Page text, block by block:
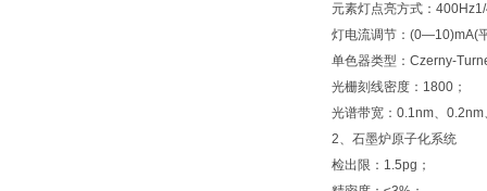
元素灯点亮方式：
灯电流调节：(0—10)mA(
单色器类型：Czerny-
光栅刻线密度：1800；
光谱带宽：0.1nm、
2、石墨炉原子化系统
检出限：1.5pg；